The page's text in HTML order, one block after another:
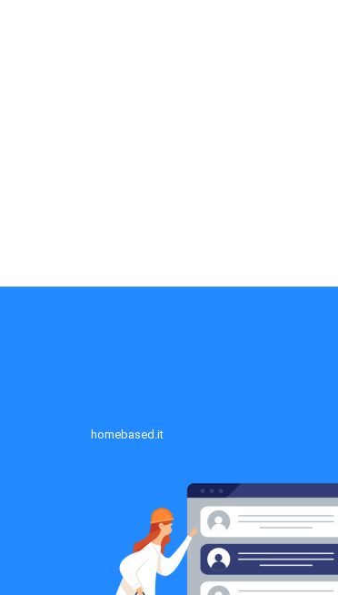
homebased.it